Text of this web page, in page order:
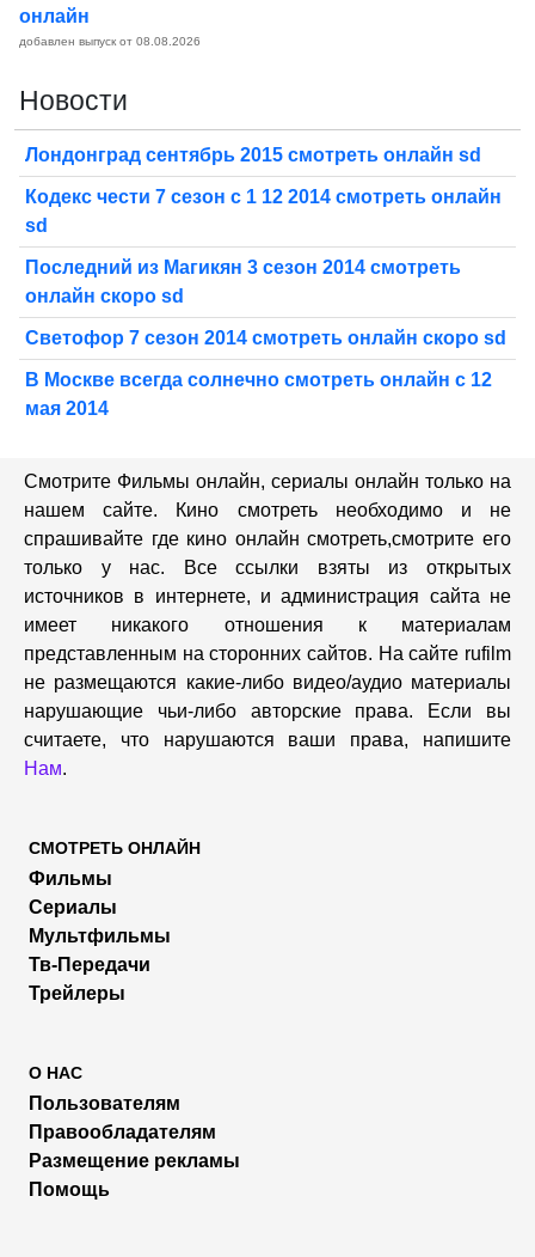
онлайн
добавлен выпуск от 08.08.2026
Новости
Лондонград сентябрь 2015 смотреть онлайн sd
Кодекс чести 7 сезон с 1 12 2014 смотреть онлайн
sd
Последний из Магикян 3 сезон 2014 смотреть
онлайн скоро sd
Светофор 7 сезон 2014 смотреть онлайн скоро sd
В Москве всегда солнечно смотреть онлайн с 12
мая 2014
Смотрите Фильмы онлайн, сериалы онлайн только на
нашем сайте. Кино смотреть необходимо и не
спрашивайте где кино онлайн смотреть,cмотрите его
только у нас. Все ссылки взяты из открытых
источников в интернете, и администрация сайта не
имеет никакого отношения к материалам
представленным на сторонних сайтов. На сайте rufilm
не размещаются какие-либо видео/аудио материалы
нарушающие чьи-либо авторские права. Если вы
считаете, что нарушаются ваши права, напишите
Нам.
СМОТРЕТЬ ОНЛАЙН
Фильмы
Сериалы
Мультфильмы
Тв-Передачи
Трейлеры
О НАС
Пользователям
Правообладателям
Размещение рекламы
Помощь